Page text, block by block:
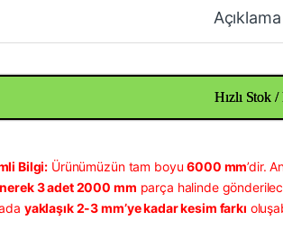
Açıklama
Hızlı Stok
Bilgi: Ürünümüzün tam boyu6000 mm’dir.
3 adet 2000 mm parça halinde
yaklaşık 2-3 mm’ye kadar kesim farkı